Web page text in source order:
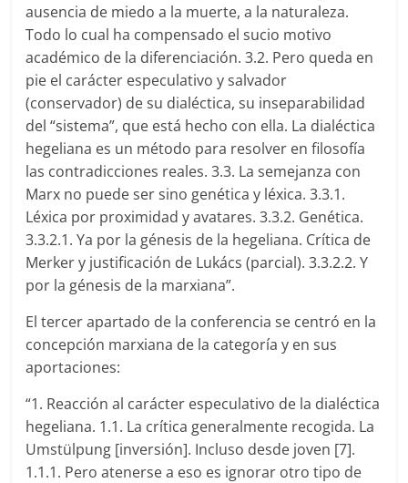
ausencia de miedo a la muerte, a la naturaleza.
Todo lo cual ha compensado el sucio motivo
académico de la diferenciación. 3.2. Pero queda en
pie el carácter especulativo y salvador
(conservador) de su dialéctica, su inseparabilidad
del “sistema”, que está hecho con ella. La dialéctica
hegeliana es un método para resolver en filosofía
las contradicciones reales. 3.3. La semejanza con
Marx no puede ser sino genética y léxica. 3.3.1.
Léxica por proximidad y avatares. 3.3.2. Genética.
3.3.2.1. Ya por la génesis de la hegeliana. Crítica de
Merker y justificación de Lukács (parcial). 3.3.2.2. Y
por la génesis de la marxiana”.
El tercer apartado de la conferencia se centró en la
concepción marxiana de la categoría y en sus
aportaciones:
“1. Reacción al carácter especulativo de la dialéctica
hegeliana. 1.1. La crítica generalmente recogida. La
Umstülpung [inversión]. Incluso desde joven [7].
1.1.1. Pero atenerse a eso es ignorar otro tipo de